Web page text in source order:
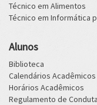
Técnico em Alimentos
Técnico em Informática
Alunos
Biblioteca
Calendários Acadêmicos
Horários Acadêmicos
Regulamento de